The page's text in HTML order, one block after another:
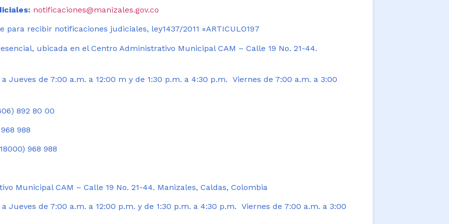
notificaciones@manizales.gov.co
recibir notificaciones judiciales, ley1437/2011 «ARTICULO197
ubicada en el Centro Administrativo Municipal CAM – Calle 19 No. 21-44.
Jueves de 7:00 a.m. a 12:00 m y de 1:30 p.m. a 4:30 p.m. Viernes de 7:00 a.m. a 3:00
892 80 00
988
968 988
Municipal CAM – Calle 19 No. 21-44. Manizales, Caldas, Colombia
Jueves de 7:00 a.m. a 12:00 p.m. y de 1:30 p.m. a 4:30 p.m. Viernes de 7:00 a.m. a 3:00